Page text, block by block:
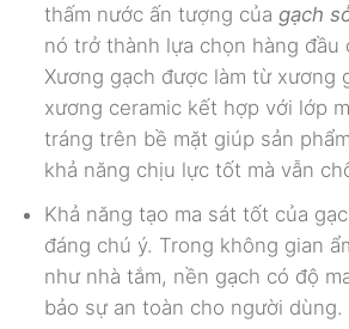
thấm nước ấn tượng của gạch
nó trở thành lựa chọn hàng đầu
Xương gạch được làm từ xương
xương ceramic kết hợp với lớp
tráng trên bề mặt giúp sản
khả năng chịu lực tốt mà vẫn
Khả năng tạo ma sát tốt của
đáng chú ý. Trong không gian
như nhà tắm, nền gạch có độ
bảo sự an toàn cho người dùng.